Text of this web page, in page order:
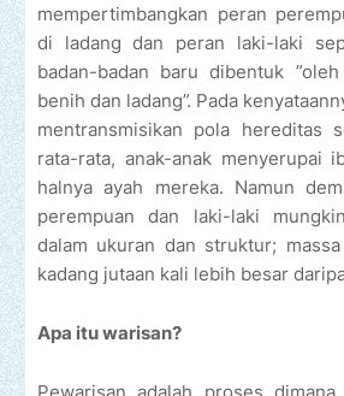
mempertimbangkan peran
di ladang dan peran laki-laki
badan-badan baru dibentuk
benih dan ladang”. Pada
mentransmisikan pola hereditas
rata-rata, anak-anak menyerupai
halnya ayah mereka. Namun
perempuan dan laki-laki
dalam ukuran dan struktur;
kadang jutaan kali lebih besar
Apa itu warisan?
Pewarisan adalah proses